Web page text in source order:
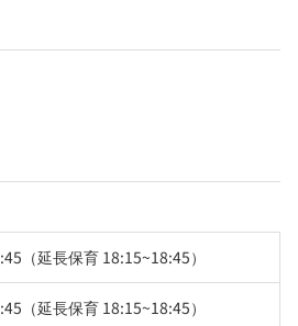
（延長保育 18:15~18:45）
（延長保育 18:15~18:45）